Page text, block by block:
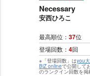
Necessary
安西ひろこ
最高順位： 37位
登場回数： 4回
※「登場回数」はyou
BiZ onlineで公開して
のランクイン回数を掲